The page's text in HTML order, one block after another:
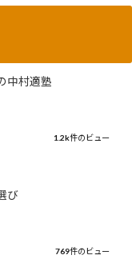
中村適塾
1.2k件のビュー
び
769件のビュー